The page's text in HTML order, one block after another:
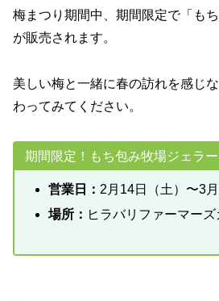
梅まつり期間中、期間限定で「も
が販売されます。
美しい梅と一緒に春の訪れを感じ
わってみてください。
期間限定！もち包み牧場ジェラー
営業日： 2月14日（土）〜3月
場所： ヒラバリファーマーズ